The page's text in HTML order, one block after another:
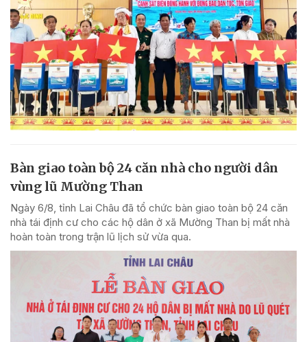
Bàn giao toàn bộ 24 căn nhà cho người dân
vùng lũ Mường Than
Ngày 6/8, tỉnh Lai Châu đã tổ chức bàn giao toàn bộ 24 căn
nhà tái định cư cho các hộ dân ở xã Mường Than bị mất nhà
hoàn toàn trong trận lũ lịch sử vừa qua.